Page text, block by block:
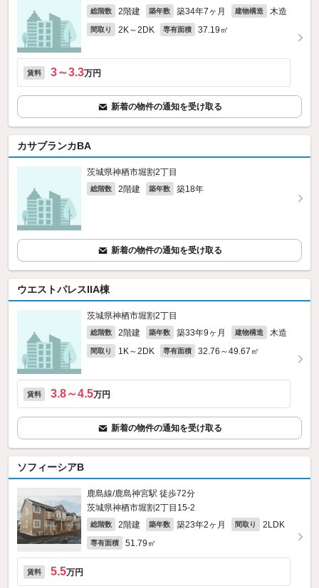
総階数 2階建 築年数 築34年7ヶ月 建物構造 木造
間取り 2K～2DK 専有面積 37.19㎡
賃料 3～3.3万円
新着の物件の通知を受け取る
カサブランカBA
茨城県神栖市堀割2丁目
総階数 2階建 築年数 築18年
新着の物件の通知を受け取る
ウエストパレスIIA棟
茨城県神栖市堀割2丁目
総階数 2階建 築年数 築33年9ヶ月 建物構造 木造
間取り 1K～2DK 専有面積 32.76～49.67㎡
賃料 3.8～4.5万円
新着の物件の通知を受け取る
ソフィーシアB
鹿島線/鹿島神宮駅 徒歩72分
茨城県神栖市堀割2丁目15-2
総階数 2階建 築年数 築23年2ヶ月 間取り 2LDK
専有面積 51.79㎡
賃料 5.5万円